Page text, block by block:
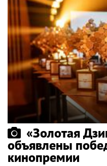
«Золотая
объявлены
кинопремии